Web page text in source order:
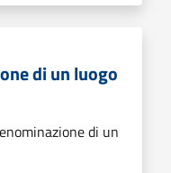
di un luogo
di un